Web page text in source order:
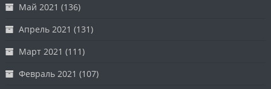
Май 2021 (136)
Апрель 2021 (131)
Март 2021 (111)
Февраль 2021 (107)